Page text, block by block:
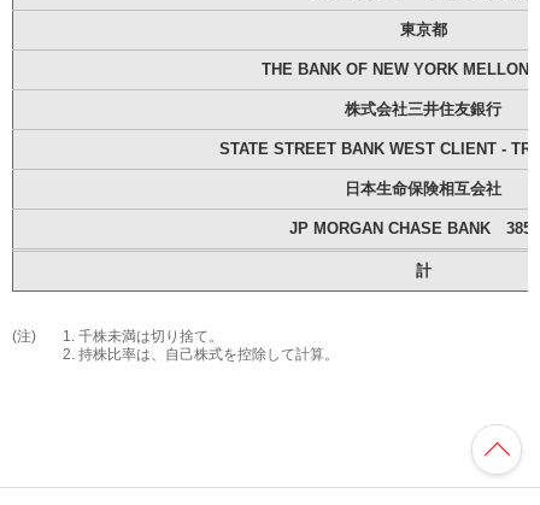
東京都
THE BANK OF NEW YORK MELLON
株式会社三井住友銀行
STATE STREET BANK WEST CLIENT -
日本生命保険相互会社
JP MORGAN CHASE BANK
計
(注)
千株未満は切り捨て。
持株比率は、自己株式を控除して計算。